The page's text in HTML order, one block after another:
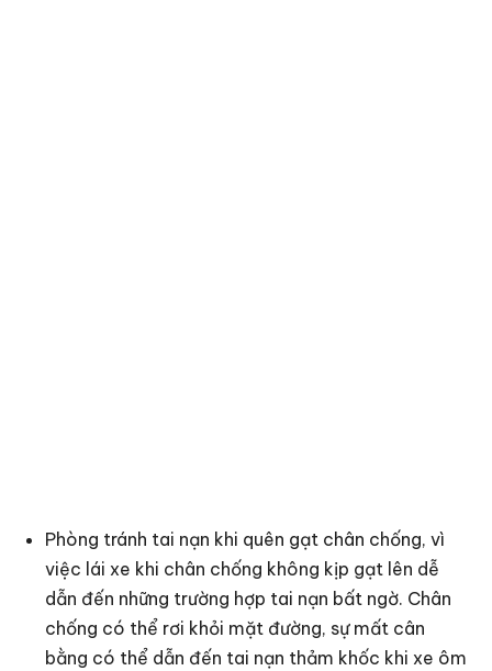
Phòng tránh tai nạn khi quên gạt chân chống, vì
việc lái xe khi chân chống không kịp gạt lên dễ
dẫn đến những trường hợp tai nạn bất ngờ. Chân
chống có thể rơi khỏi mặt đường, sự mất cân
bằng có thể dẫn đến tai nạn thảm khốc khi xe ôm